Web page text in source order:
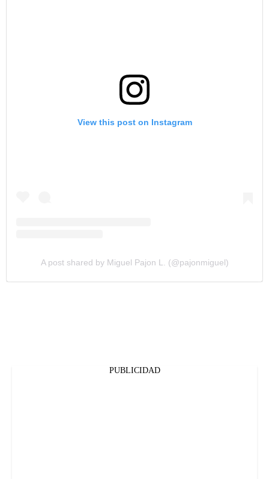
View this post on Instagram
A post shared by Miguel Pajon L. (@pajonmiguel)
PUBLICIDAD